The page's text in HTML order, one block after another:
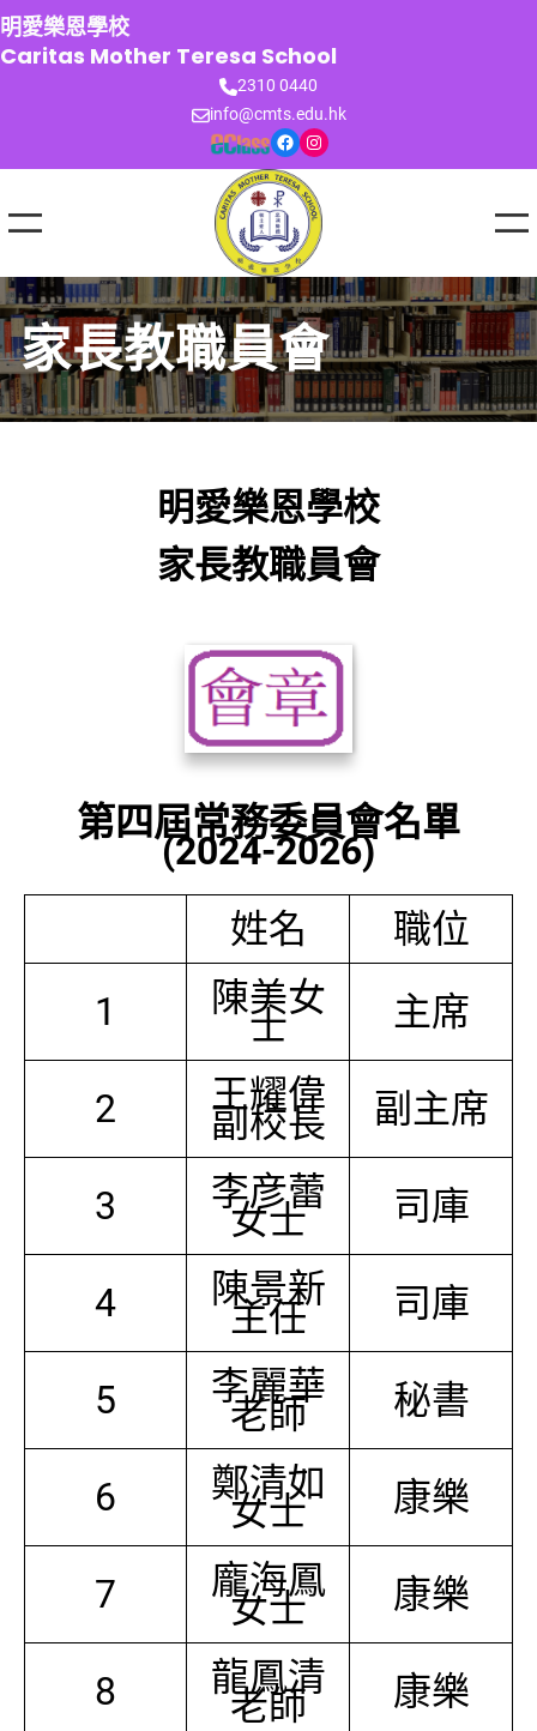
跳
至
主
明愛樂恩學校
Caritas Mother Teresa School
2310 0440
info@cmts.edu.hk
Facebook Instagram
家長教職員會
明愛樂恩學校
家長教職員會
第四屆常務委員會名單
(2024-2026)
姓名
職位
1
陳美女
士 主席
2 王耀偉
副校長 副主席
3 李彦蕾
女士 司庫
4 陳景新
主任 司庫
5 李麗華
老師 秘書
6 鄭清如
女士 康樂
7 龐海鳳
女士 康樂
8 龍鳳清
老師 康樂